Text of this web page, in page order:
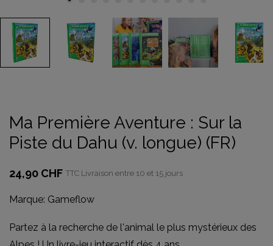
Ma Première Aventure : Sur la
Piste du Dahu (v. longue) (FR)
24,90 CHF TTC Livraison entre 10 et 15 jours
Marque: Gameflow
Partez à la recherche de l'animal le plus mystérieux des